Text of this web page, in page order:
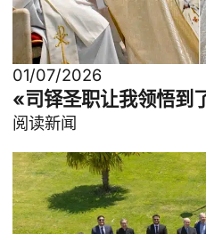
01/07/2026
«司铎圣职让我领悟到
阅读新闻